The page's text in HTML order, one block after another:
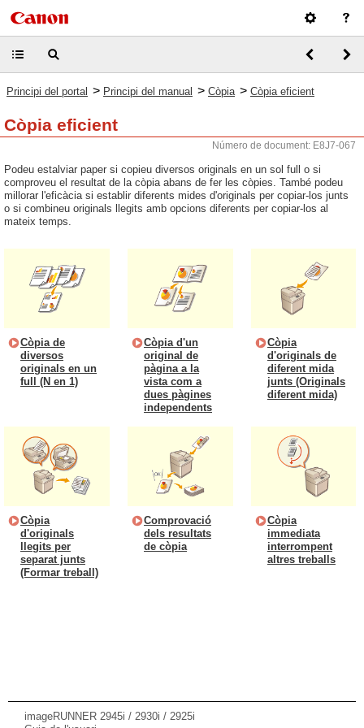
Principi del portal > Principi del manual > Còpia > Còpia eficient
Còpia eficient
Número de document: E8J7-067
Podeu estalviar paper si copieu diversos originals en un sol full o si
comproveu el resultat de la còpia abans de fer les còpies. També podeu
millorar l'eficàcia si establir diferents mides d'originals per copiar-los junts
o si combineu originals llegits amb opcions diferents per copiar-los al
mateix temps.
Còpia de
diversos
originals en un
full (N en 1)
Còpia d'un
original de
pàgina a la
vista com a
dues pàgines
independents
Còpia
d'originals de
diferent mida
junts (Originals
diferent mida)
Còpia
d'originals
llegits per
separat junts
(Formar treball)
Comprovació
dels resultats
de còpia
Còpia
immediata
interrompent
altres treballs
imageRUNNER 2945i / 2930i / 2925i